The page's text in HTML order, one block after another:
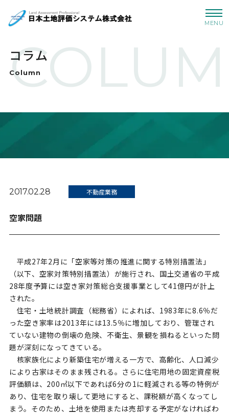
MENU
コラム
Column
2017.02.28 不動産業務
空家問題
平成27年2月に「空家等対策の推進に関する特別措置法」
（以下、空家対策特別措置法）が施行され、国土交通省の平成
28年度予算には空き家対策総合支援事業として41億円が計上
された。
住宅・土地統計調査（総務省）によれば、1983年に8.6％だ
った空き家率は2013年には13.5％に増加しており、管理され
ていない建物の倒壊の危険、不衛生、景観を損ねるといった問
題が深刻になってきている。
核家族化により新築住宅が増える一方で、高齢化、人口減少
により古家はそのまま残される。さらに住宅用地の固定資産税
評価額は、200㎡以下であれば6分の1に軽減される等の特例が
あり、住宅を取り壊して更地にすると、課税額が高くなってし
まう。そのため、土地を使用または売却する予定がなければわ